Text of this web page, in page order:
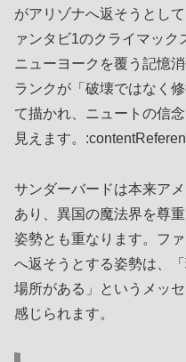
がアリゾナへ返そうとし
ァンタビ1のクライマック
ニューヨークを覆う記憶
ランクが「破壊ではなく
て描かれ、ニュートの信
見えます。
サンダーバードは本来ア
あり、異国の魔法界を尊
姿勢とも重なります。フ
へ返そうとする姿勢は、
場所がある」というメッ
感じられます。